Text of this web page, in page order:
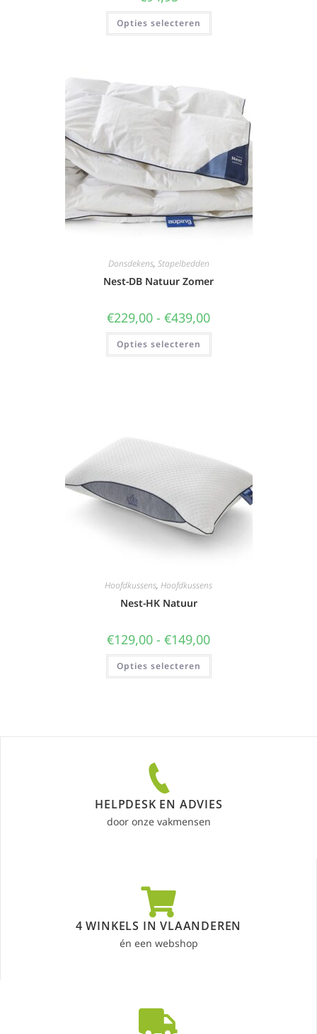
Opties selecteren
Donsdekens, Stapelbedden
Nest-DB Natuur Zomer
€229,00 - €439,00
Opties selecteren
Hoofdkussens, Hoofdkussens
Nest-HK Natuur
€129,00 - €149,00
Opties selecteren
HELPDESK EN ADVIES
door onze vakmensen
4 WINKELS IN VLAANDEREN
én een webshop